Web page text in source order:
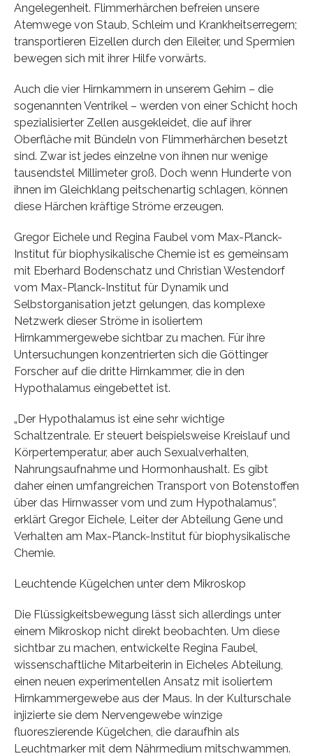
Angelegenheit. Flimmerhärchen befreien unsere
Atemwege von Staub, Schleim und Krankheitserregern;
transportieren Eizellen durch den Eileiter, und Spermien
bewegen sich mit ihrer Hilfe vorwärts.
Auch die vier Hirnkammern in unserem Gehirn – die
sogenannten Ventrikel – werden von einer Schicht hoch
spezialisierter Zellen ausgekleidet, die auf ihrer
Oberfläche mit Bündeln von Flimmerhärchen besetzt
sind. Zwar ist jedes einzelne von ihnen nur wenige
tausendstel Millimeter groß. Doch wenn Hunderte von
ihnen im Gleichklang peitschenartig schlagen, können
diese Härchen kräftige Ströme erzeugen.
Gregor Eichele und Regina Faubel vom Max-Planck-
Institut für biophysikalische Chemie ist es gemeinsam
mit Eberhard Bodenschatz und Christian Westendorf
vom Max-Planck-Institut für Dynamik und
Selbstorganisation jetzt gelungen, das komplexe
Netzwerk dieser Ströme in isoliertem
Hirnkammergewebe sichtbar zu machen. Für ihre
Untersuchungen konzentrierten sich die Göttinger
Forscher auf die dritte Hirnkammer, die in den
Hypothalamus eingebettet ist.
„Der Hypothalamus ist eine sehr wichtige
Schaltzentrale. Er steuert beispielsweise Kreislauf und
Körpertemperatur, aber auch Sexualverhalten,
Nahrungsaufnahme und Hormonhaushalt. Es gibt
daher einen umfangreichen Transport von Botenstoffen
über das Hirnwasser vom und zum Hypothalamus“,
erklärt Gregor Eichele, Leiter der Abteilung Gene und
Verhalten am Max-Planck-Institut für biophysikalische
Chemie.
Leuchtende Kügelchen unter dem Mikroskop
Die Flüssigkeitsbewegung lässt sich allerdings unter
einem Mikroskop nicht direkt beobachten. Um diese
sichtbar zu machen, entwickelte Regina Faubel,
wissenschaftliche Mitarbeiterin in Eicheles Abteilung,
einen neuen experimentellen Ansatz mit isoliertem
Hirnkammergewebe aus der Maus. In der Kulturschale
injizierte sie dem Nervengewebe winzige
fluoreszierende Kügelchen, die daraufhin als
Leuchtmarker mit dem Nährmedium mitschwammen.